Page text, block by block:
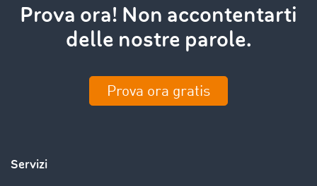
Prova ora! Non accontentarti
delle nostre parole.
Prova ora gratis
Servizi